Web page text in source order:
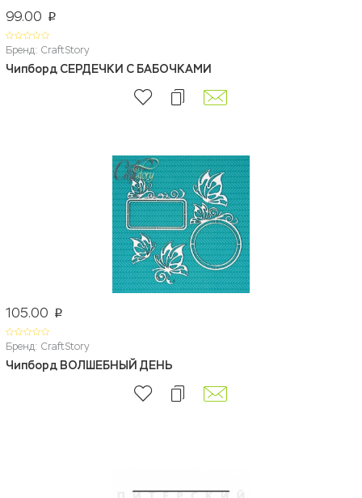
99.00 p
Бренд: CraftStory
Чипборд СЕРДЕЧКИ С БАБОЧКАМИ
105.00 p
Бренд: CraftStory
Чипборд ВОЛШЕБНЫЙ ДЕНЬ